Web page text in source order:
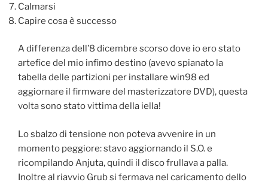
Calmarsi
Capire cosa è successo
A differenza dell’8 dicembre scorso dove io ero stato
artefice del mio infimo destino (avevo spianato la
tabella delle partizioni per installare win98 ed
aggiornare il firmware del masterizzatore DVD), questa
volta sono stato vittima della iella!
Lo sbalzo di tensione non poteva avvenire in un
momento peggiore: stavo aggiornando il S.O. e
ricompilando Anjuta, quindi il disco frullava a palla.
Inoltre al riavvio Grub si fermava nel caricamento dello